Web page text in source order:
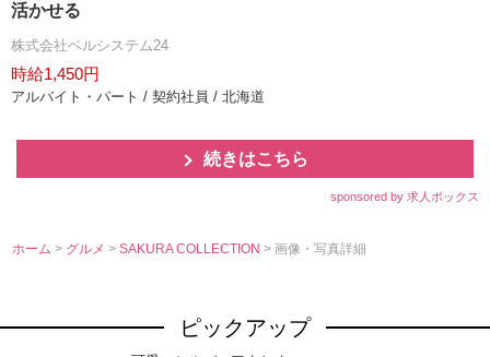
活かせる
株式会社ベルシステム24
時給1,450円
アルバイト・パート / 契約社員 / 北海道
続きはこちら
sponsored by 求人ボックス
ホーム > グルメ>SAKURA COLLECTION> 画像・写真詳細
ピックアップ